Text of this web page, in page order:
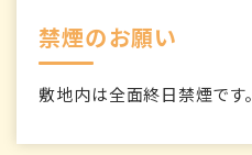
禁煙のお願い
敷地内は全面終日禁煙です。